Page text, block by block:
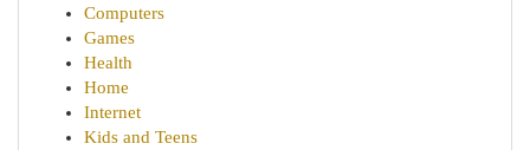
Computers
Games
Health
Home
Internet
Kids and Teens